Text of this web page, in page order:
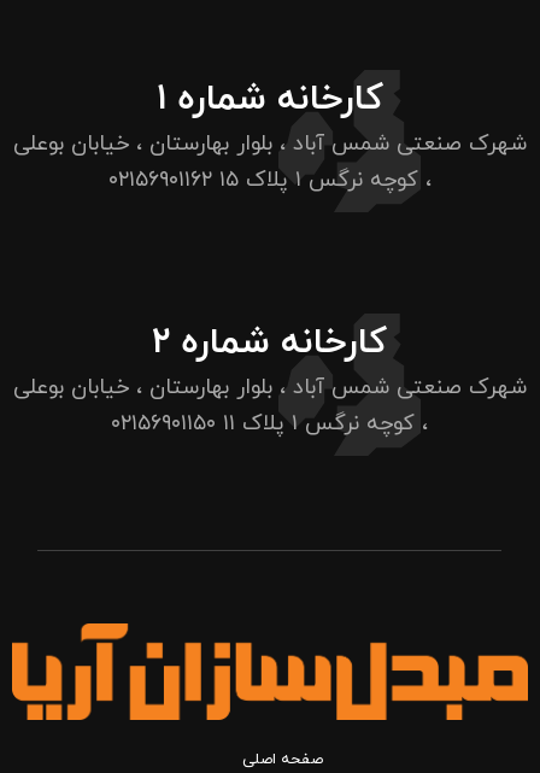
کارخانه شماره ۱
شهرک صنعتی شمس آباد ، بلوار بهارستان ، خیابان بوعلی
، کوچه نرگس ۱ پلاک ۱۵
۰۲۱۵۶۹۰۱۱۶۲
کارخانه شماره ۲
شهرک صنعتی شمس آباد ، بلوار بهارستان ، خیابان بوعلی
، کوچه نرگس ۱ پلاک ۱۱
۰۲۱۵۶۹۰۱۱۵۰
صفحه اصلی